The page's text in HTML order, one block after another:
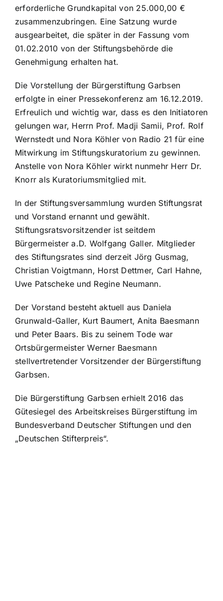
erforderliche Grundkapital von 25.000,00 €
zusammenzubringen. Eine Satzung wurde
ausgearbeitet, die später in der Fassung vom
01.02.2010 von der Stiftungsbehörde die
Genehmigung erhalten hat.
Die Vorstellung der Bürgerstiftung Garbsen
erfolgte in einer Pressekonferenz am 16.12.2019.
Erfreulich und wichtig war, dass es den Initiatoren
gelungen war, Herrn Prof. Madji Samii, Prof. Rolf
Wernstedt und Nora Köhler von Radio 21 für eine
Mitwirkung im Stiftungskuratorium zu gewinnen.
Anstelle von Nora Köhler wirkt nunmehr Herr Dr.
Knorr als Kuratoriumsmitglied mit.
In der Stiftungsversammlung wurden Stiftungsrat
und Vorstand ernannt und gewählt.
Stiftungsratsvorsitzender ist seitdem
Bürgermeister a.D. Wolfgang Galler. Mitglieder
des Stiftungsrates sind derzeit Jörg Gusmag,
Christian Voigtmann, Horst Dettmer, Carl Hahne,
Uwe Patscheke und Regine Neumann.
Der Vorstand besteht aktuell aus Daniela
Grunwald-Galler, Kurt Baumert, Anita Baesmann
und Peter Baars. Bis zu seinem Tode war
Ortsbürgermeister Werner Baesmann
stellvertretender Vorsitzender der Bürgerstiftung
Garbsen.
Die Bürgerstiftung Garbsen erhielt 2016 das
Gütesiegel des Arbeitskreises Bürgerstiftung im
Bundesverband Deutscher Stiftungen und den
„Deutschen Stifterpreis“.